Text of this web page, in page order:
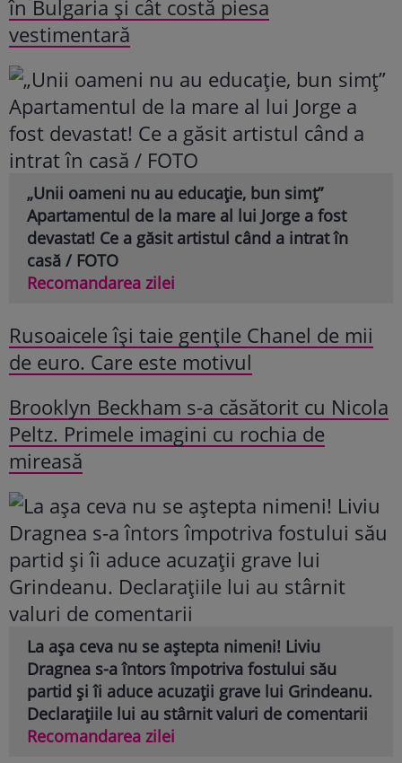
în Bulgaria și cât costă piesa
vestimentară
„Unii oameni nu au educație, bun simț”
Apartamentul de la mare al lui Jorge a fost
devastat! Ce a găsit artistul când a intrat în
casă / FOTO
Recomandarea zilei
Rusoaicele își taie gențile Chanel de mii
de euro. Care este motivul
Brooklyn Beckham s-a căsătorit cu Nicola
Peltz. Primele imagini cu rochia de
mireasă
La așa ceva nu se aștepta nimeni! Liviu
Dragnea s-a întors împotriva fostului său
partid și îi aduce acuzații grave lui Grindeanu.
Declarațiile lui au stârnit valuri de comentarii
Recomandarea zilei